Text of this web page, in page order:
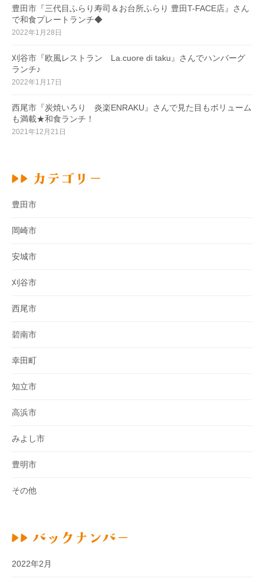
豊田市『三代目ふらり寿司＆お台所ふらり 豊田T-FACE店』さん
で和食プレートランチ◆
2022年1月28日
刈谷市『欧風レストラン La.cuore di taku』さんでハンバーグ
ランチ♪
2022年1月17日
西尾市『炭焼いろり 炎楽ENRAKU』さんで見た目もボリューム
も満載★和食ランチ！
2021年12月21日
豊田市
岡崎市
安城市
刈谷市
西尾市
碧南市
幸田町
知立市
高浜市
みよし市
豊明市
その他
2022年2月